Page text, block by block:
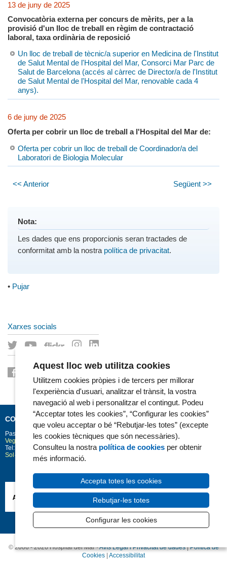
13 de juny de 2025
Convocatòria externa per concurs de mèrits, per a la
provisió d'un lloc de treball en règim de contractació
laboral, taxa ordinària de reposició
Un lloc de treball de tècnic/a superior en Medicina de l'Institut
de Salut Mental de l'Hospital del Mar, Consorci Mar Parc de
Salut de Barcelona (accés al càrrec de Director/a de l'Institut
de Salut Mental de l'Hospital del Mar, renovable cada 4
anys).
6 de juny de 2025
Oferta per cobrir un lloc de treball a l'Hospital del Mar de:
Oferta per cobrir un lloc de treball de Coordinador/a del
Laboratori de Biologia Molecular
<< Anterior Següent >>
Nota:
Les dades que ens proporcionis seran tractades de
conformitat amb la nostra política de privacitat.
• Pujar
Xarxes socials
CONTACTE
Passeig Marítim 25-29 Barcelona 08003
Vegeu la situació a Google Maps
Tel: 93 248 30 00 · Fax: 93 248 32 54
Sol·licitud d'informació
© 2006 - 2026 Hospital del Mar ·Avís Legal i Privacitat de dades|Política de
Cookies Accessibilitat
Aquest lloc web utilitza cookies
Utilitzem cookies pròpies i de tercers per millorar
l'experiència d'usuari, analitzar el trànsit, la vostra
navegació al web i personalitzar el contingut. Podeu
“Acceptar totes les cookies”, “Configurar les cookies”
que voleu acceptar o bé “Rebutjar-les totes” (excepte
les cookies tècniques que són necessàries).
Consulteu la nostra política de cookies per obtenir
més informació.
Accepta totes les cookies
Rebutjar-les totes
Configurar les cookies